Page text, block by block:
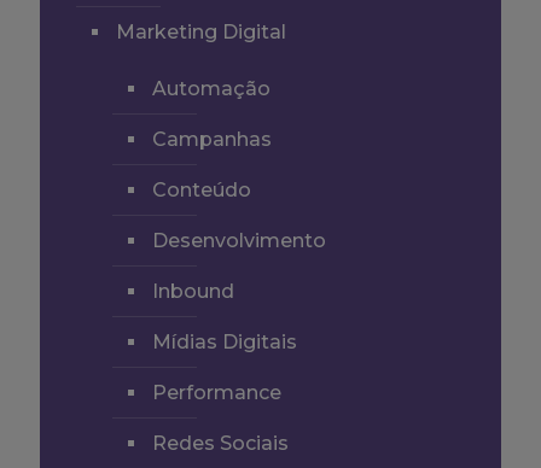
Marketing Digital
Automação
Campanhas
Conteúdo
Desenvolvimento
Inbound
Mídias Digitais
Performance
Redes Sociais